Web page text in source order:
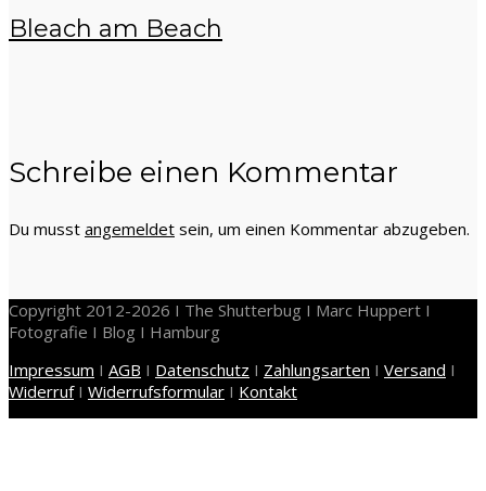
Bleach am Beach
Schreibe einen Kommentar
Du musst angemeldet sein, um einen Kommentar abzugeben.
Copyright 2012-2026 I The Shutterbug I Marc Huppert I
Fotografie I Blog I Hamburg
Impressum I AGB I Datenschutz I Zahlungsarten I Versand I
WiderrufI Widerrufsformular I Kontakt